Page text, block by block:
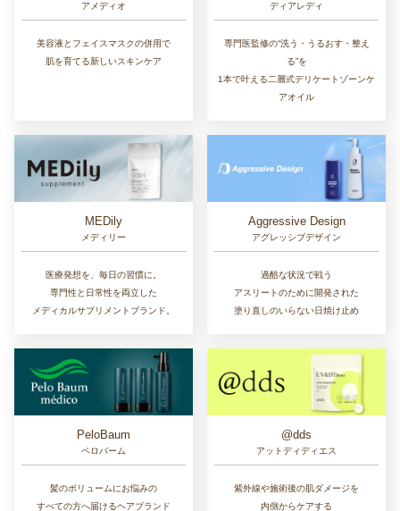
アメディオ
美容液とフェイスマスクの併用で
肌を育てる新しいスキンケア
ディアレディ
専門医監修の“洗う・うるおす・整え
る”を
1本で叶える二層式デリケートゾーンケ
アオイル
MEDily
メディリー
医療発想を、毎日の習慣に。
専門性と日常性を両立した
メディカルサプリメントブランド。
Aggressive Design
アグレッシブデザイン
過酷な状況で戦う
アスリートのために開発された
塗り直しのいらない日焼け止め
PeloBaum
ペロバーム
髪のボリュームにお悩みの
すべての方へ届けるヘアブランド
@dds
アットディディエス
紫外線や施術後の肌ダメージを
内側からケアする